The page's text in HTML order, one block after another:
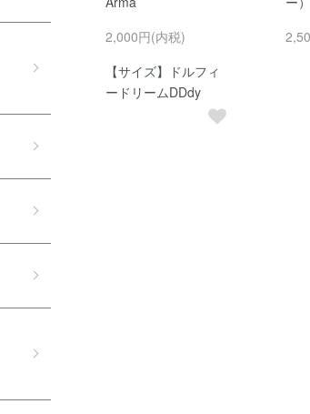
2,000円(内税)
【サイズ】ドルフィ
ードリームDDdy